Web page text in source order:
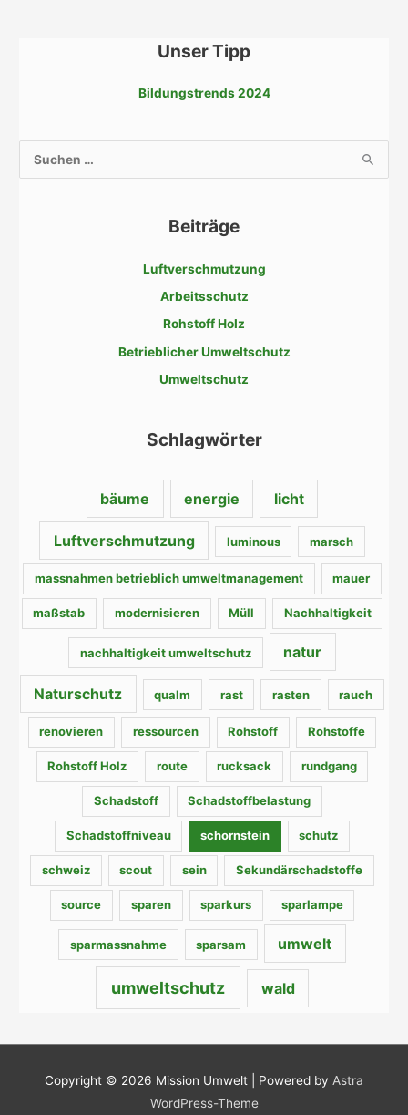
Unser Tipp
Bildungstrends 2024
u
Beiträge
Luftverschmutzung
Arbeitsschutz
Rohstoff Holz
Betrieblicher Umweltschutz
Umweltschutz
Schlagwörter
bäume energie licht
Luftverschmutzung luminous marsch
massnahmen betrieblich umweltmanagement mauer
maßstab modernisieren Müll Nachhaltigkeit
nachhaltigkeit umweltschutz natur
Naturschutz qualm rast rasten rauch
renovieren ressourcen Rohstoff Rohstoffe
Rohstoff Holz route rucksack rundgang
Schadstoff Schadstoffbelastung
Schadstoffniveau schornstein schutz
schweiz scout sein Sekundärschadstoffe
source sparen sparkurs sparlampe
sparmassnahme sparsam umwelt
umweltschutz wald
Copyright © 2026 Mission Umwelt | Powered by Astra
WordPress-Theme